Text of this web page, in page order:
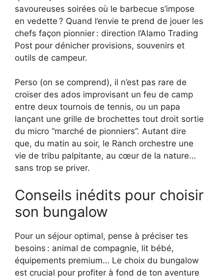
savoureuses soirées où le barbecue s’impose
en vedette ? Quand l’envie te prend de jouer les
chefs façon pionnier : direction l’Alamo Trading
Post pour dénicher provisions, souvenirs et
outils de campeur.
Perso (on se comprend), il n’est pas rare de
croiser des ados improvisant un feu de camp
entre deux tournois de tennis, ou un papa
lançant une grille de brochettes tout droit sortie
du micro “marché de pionniers”. Autant dire
que, du matin au soir, le Ranch orchestre une
vie de tribu palpitante, au cœur de la nature…
sans trop se priver.
Conseils inédits pour choisir
son bungalow
Pour un séjour optimal, pense à préciser tes
besoins : animal de compagnie, lit bébé,
équipements premium… Le choix du bungalow
est crucial pour profiter à fond de ton aventure